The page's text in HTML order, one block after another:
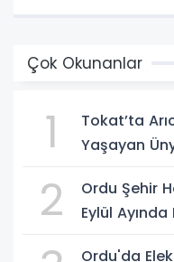
Çok Okunanlar
1
Tokat’ta
Yaşayan
2
Ordu Şehir
Eylül
Ordu'da